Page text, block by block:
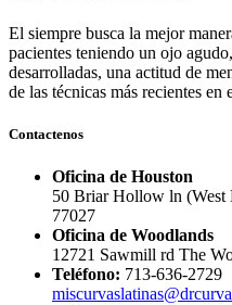
El siempre busca la mejor
pacientes teniendo un ojo
desarrolladas, una actitud de
de las técnicas más recientes
Contactenos
Oficina de Houston
50 Briar Hollow ln (West
77027
Oficina de Woodlands
12721 Sawmill rd The
Teléfono: 713-636-2729